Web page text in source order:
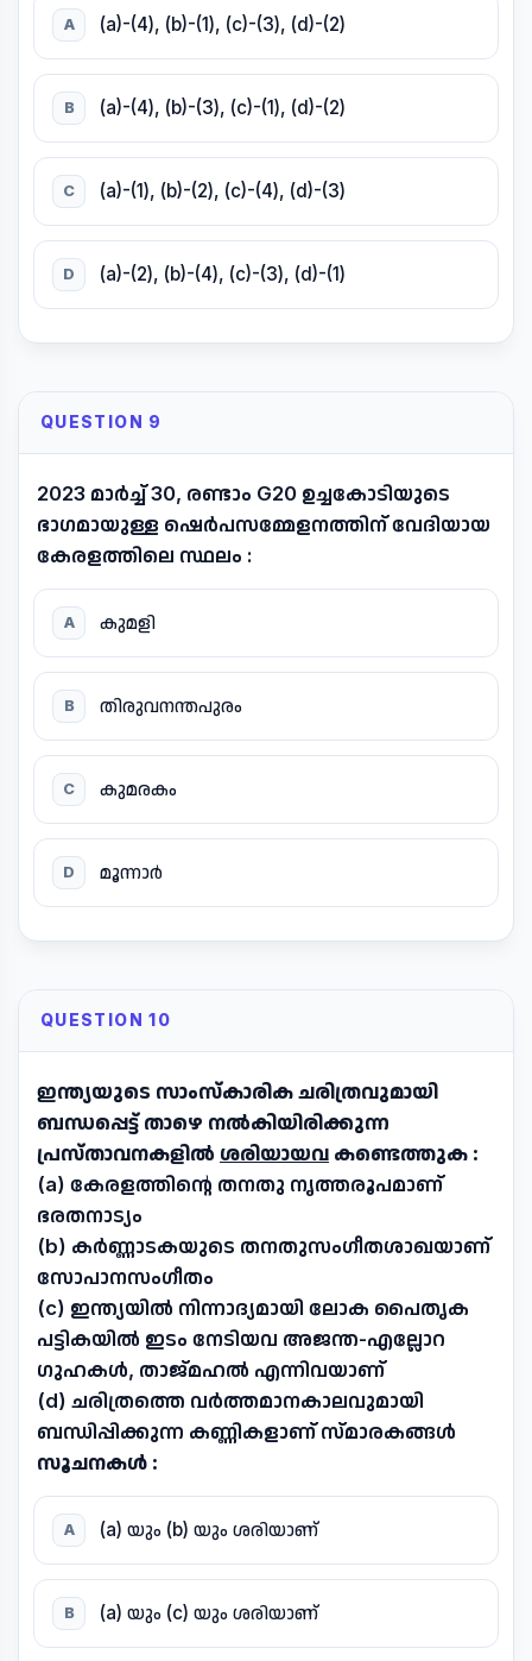
A (a)-(4), (b)-(1), (c)-(3), (d)-(2)
B (a)-(4), (b)-(3), (c)-(1), (d)-(2)
C (a)-(1), (b)-(2), (c)-(4), (d)-(3)
D (a)-(2), (b)-(4), (c)-(3), (d)-(1)
QUESTION 9
2023 മാർച്ച് 30, രണ്ടാം G20 ഉച്ചകോടിയുടെ
ഭാഗമായുള്ള ഷെർപസമ്മേളനത്തിന് വേദിയായ
കേരളത്തിലെ സ്ഥലം :
A കുമളി
B തിരുവനന്തപുരം
C കുമരകം
D മൂന്നാർ
QUESTION 10
ഇന്ത്യയുടെ സാംസ്കാരിക ചരിത്രവുമായി
ബന്ധപ്പെട്ട് താഴെ നൽകിയിരിക്കുന്ന
പ്രസ്താവനകളിൽ ശരിയായവ കണ്ടെത്തുക :
(a) കേരളത്തിന്റെ തനതു നൃത്തരൂപമാണ്
ഭരതനാട്യം
(b) കർണ്ണാടകയുടെ തനതുസംഗീതശാഖയാണ്
സോപാനസംഗീതം
(c) ഇന്ത്യയിൽ നിന്നാദ്യമായി ലോക പൈതൃക
പട്ടികയിൽ ഇടം നേടിയവ അജന്ത-എല്ലോറ
ഗുഹകൾ, താജ്മഹൽ എന്നിവയാണ്
(d) ചരിത്രത്തെ വർത്തമാനകാലവുമായി
ബന്ധിപ്പിക്കുന്ന കണ്ണികളാണ് സ്മാരകങ്ങൾ
സൂചനകൾ :
A (a) യും (b) യും ശരിയാണ്
B (a) യും (c) യും ശരിയാണ്